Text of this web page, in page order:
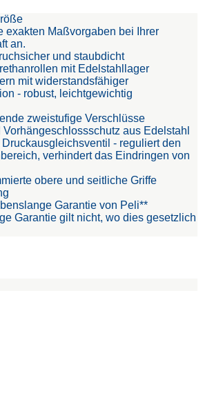
exakten Maßvorgaben bei Ihrer
an.
und staubdicht
mit Edelstahllager
mit widerstandsfähiger
- robust, leichtgewichtig
zweistufige Verschlüsse
aus Edelstahl
- reguliert den
verhindert das Eindringen von
obere und seitliche Griffe
Garantie von Peli**
Garantie gilt nicht, wo dies gesetzlich